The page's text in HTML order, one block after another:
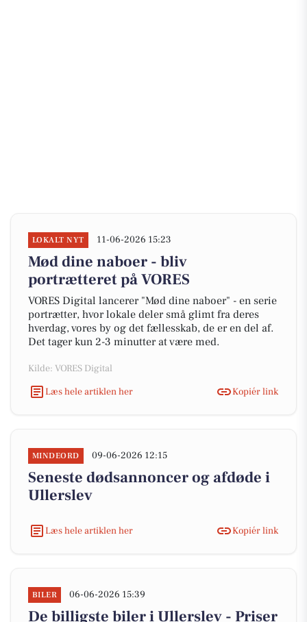
LOKALT NYT 11-06-2026 15:23
Mød dine naboer - bliv
portrætteret på VORES
VORES Digital lancerer "Mød dine naboer" - en serie
portrætter, hvor lokale deler små glimt fra deres
hverdag, vores by og det fællesskab, de er en del af.
Det tager kun 2-3 minutter at være med.
Kilde: VORES Digital
Læs hele artiklen her
Kopiér link
MINDEORD 09-06-2026 12:15
Seneste dødsannoncer og afdøde i
Ullerslev
Læs hele artiklen her Kopiér link
BILER 06-06-2026 15:39
De billigste biler i Ullerslev - Priser